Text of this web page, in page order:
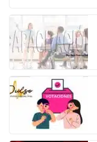
k
c
e
b
o
o
k
itt
er